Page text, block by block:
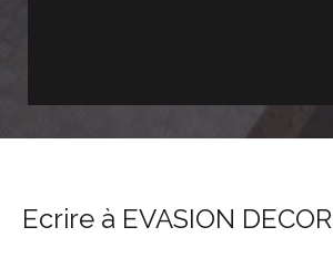
Ecrire à EVASION DECOR